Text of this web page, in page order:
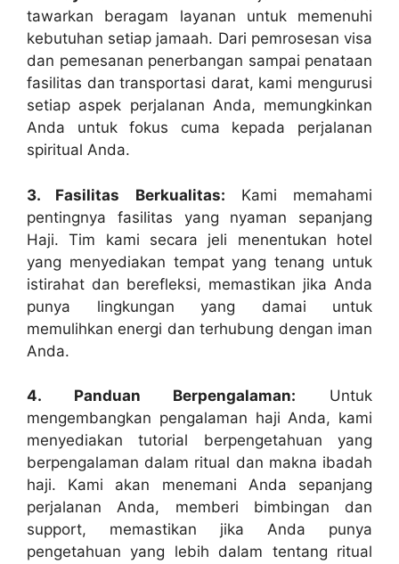
tawarkan beragam layanan untuk memenuhi
kebutuhan setiap jamaah. Dari pemrosesan visa
dan pemesanan penerbangan sampai penataan
fasilitas dan transportasi darat, kami mengurusi
setiap aspek perjalanan Anda, memungkinkan
Anda untuk fokus cuma kepada perjalanan
spiritual Anda.
3. Fasilitas Berkualitas: Kami memahami
pentingnya fasilitas yang nyaman sepanjang
Haji. Tim kami secara jeli menentukan hotel
yang menyediakan tempat yang tenang untuk
istirahat dan berefleksi, memastikan jika Anda
punya lingkungan yang damai untuk
memulihkan energi dan terhubung dengan iman
Anda.
4. Panduan Berpengalaman: Untuk
mengembangkan pengalaman haji Anda, kami
menyediakan tutorial berpengetahuan yang
berpengalaman dalam ritual dan makna ibadah
haji. Kami akan menemani Anda sepanjang
perjalanan Anda, memberi bimbingan dan
support, memastikan jika Anda punya
pengetahuan yang lebih dalam tentang ritual